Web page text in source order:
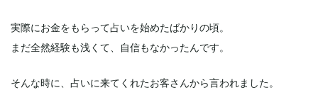
実際にお金をもらって占いを始めたばかりの頃。
まだ全然経験も浅くて、自信もなかったんです。
そんな時に、占いに来てくれたお客さんから言われました。